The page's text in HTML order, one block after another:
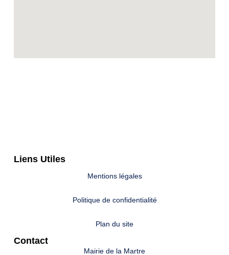
Liens Utiles
Mentions légales
Politique de confidentialité
Plan du site
Contact
Mairie de la Martre